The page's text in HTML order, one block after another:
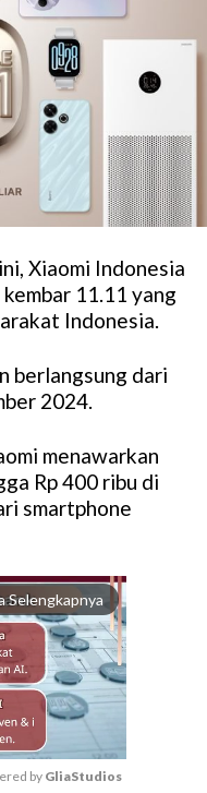
Xiaomi Indonesia
11.11 yang
Indonesia.
berlangsung dari
2024.
menawarkan
Rp 400 ribu di
smartphone
Selengkapnya
by GliaStudios